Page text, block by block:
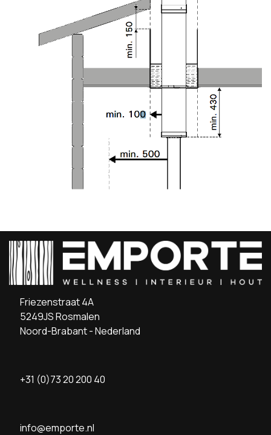
Friezenstraat 4A
5249JS Rosmalen
Noord-Brabant - Nederland
+31 (0)73 20 200 40
info@emporte.nl